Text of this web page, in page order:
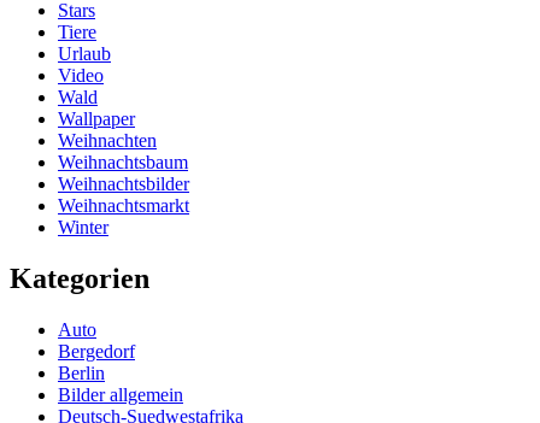
Stars
Tiere
Urlaub
Video
Wald
Wallpaper
Weihnachten
Weihnachtsbaum
Weihnachtsbilder
Weihnachtsmarkt
Winter
Kategorien
Auto
Bergedorf
Berlin
Bilder allgemein
Deutsch-Suedwestafrika